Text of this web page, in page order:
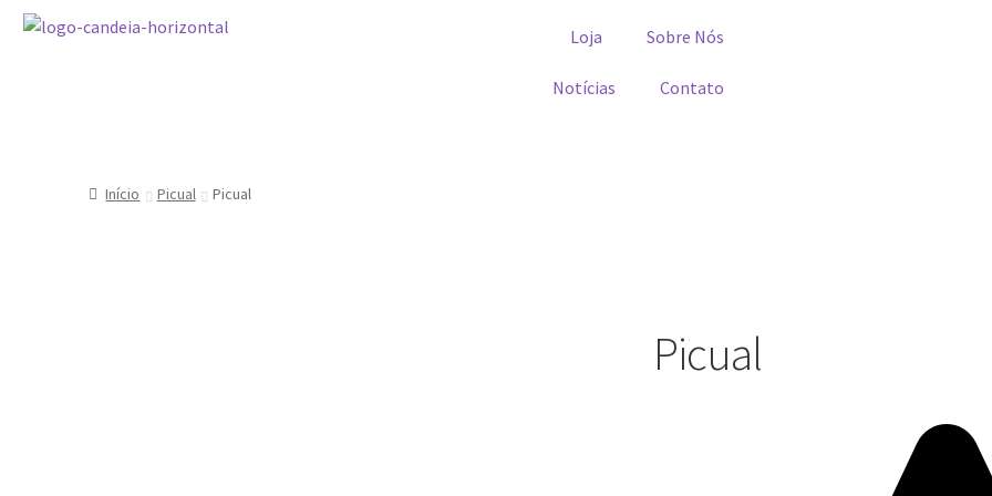
Loja Sobre Nós
Notícias Contato
Início Picual Picual
Picual